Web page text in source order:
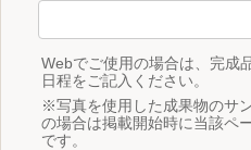
Webでご使用の場合は、完成
日程をご記入ください。
※写真を使用した成果物のサ
の場合は掲載開始時に当該ペ
です。